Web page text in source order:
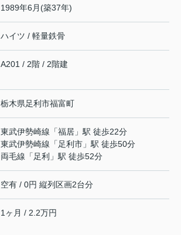
1989年6月(築37年)
ハイツ / 軽量鉄骨
A201 / 2階 / 2階建
栃木県足利市福富町
東武伊勢崎線 「福居 」駅 徒歩22分
東武伊勢崎線 「足利市 」駅 徒歩50分
両毛線 「足利 」駅 徒歩52分
空有 / 0円 縦列区画2台分
1ヶ月 / 2.2万円